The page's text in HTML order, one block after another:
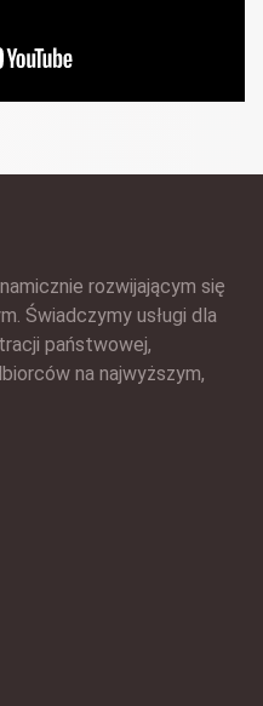
rozwijającym się
Świadczymy usługi dla
państwowej,
na najwyższym,